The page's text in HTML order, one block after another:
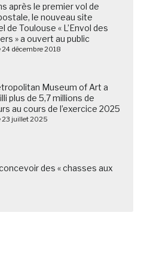
après le premier vol de
le nouveau site
de Toulouse « L’Envol des
» a ouvert au public
24 décembre 2018
Museum of Art a
plus de 5,7 millions de
au cours de l’exercice 2025
23 juillet 2025
des « chasses aux